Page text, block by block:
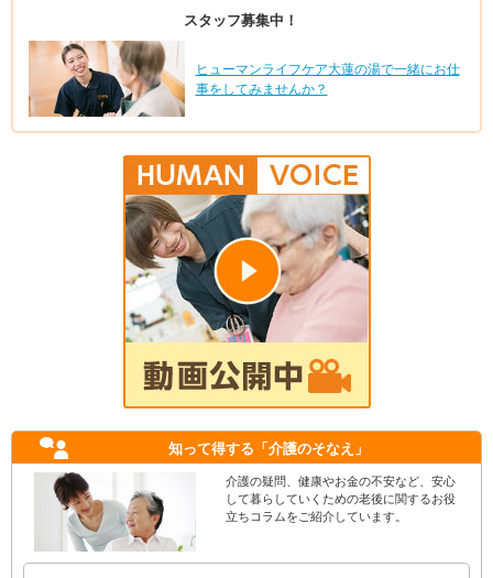
スタッフ募集中！
ヒューマンライフケア大蓮の湯で一緒にお仕
事をしてみませんか？
知って得する 「介護のそなえ」
介護の疑問、健康やお金の不安など、安心
して暮らしていくための老後に関するお役
立ちコラムをご紹介しています。